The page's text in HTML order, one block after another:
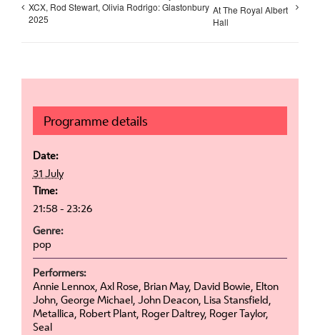
XCX, Rod Stewart, Olivia Rodrigo: Glastonbury
2025
At The Royal Albert
Hall
Programme details
Date:
31 July
Time:
21:58 - 23:26
Genre:
pop
Performers:
Annie Lennox, Axl Rose, Brian May, David Bowie, Elton
John, George Michael, John Deacon, Lisa Stansfield,
Metallica, Robert Plant, Roger Daltrey, Roger Taylor,
Seal